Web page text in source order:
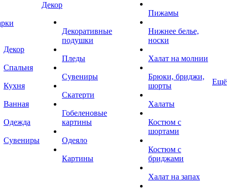
Декор
Спальня
Кухня
Ванная
Одежда
Сувениры
Декор
Декоративные
подушки
Пледы
Сувениры
Скатерти
Гобеленовые
картины
Одеяло
Картины
Пижамы
Нижнее белье,
носки
Халат на молнии
Брюки, бриджи,
шорты
Халаты
Костюм с
шортами
Костюм с
бриджами
Халат на запах
Ещё